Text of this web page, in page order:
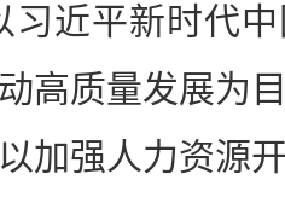
习近平新时代
高质量发展为
加强人力资源